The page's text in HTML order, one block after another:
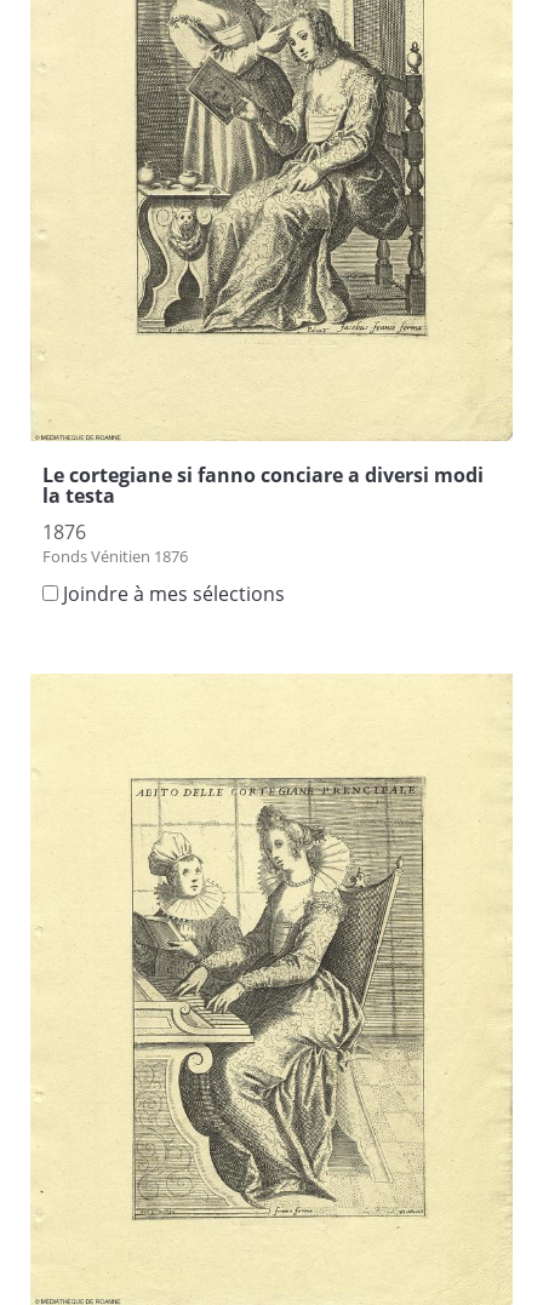
Le cortegiane si fanno conciare a diversi modi
la testa
1876
Fonds Vénitien 1876
Joindre à mes sélections